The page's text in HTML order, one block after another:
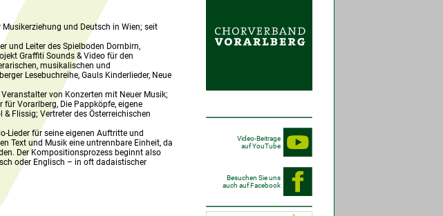
und Deutsch in Wien; seit
und Leiter des Spielboden Dornbirn,
Graffiti Sounds & Video für den
musikalischen und
Lesebuchreihe, Gauls Kinderlieder, Neue
von Konzerten mit Neuer Musik;
Vorarlberg, Die Pappköpfe, eigene
Flissig; Vertreter des Österreichischen
Lieder für seine eigenen Auftritte und
Text und Musik eine untrennbare Einheit, da
Der Kompositionsprozess beginnt also
oder Englisch – in oft dadaistischer
Video-Beitrage
auf YouTube
Besuchen Sie uns
auch auf Facebook